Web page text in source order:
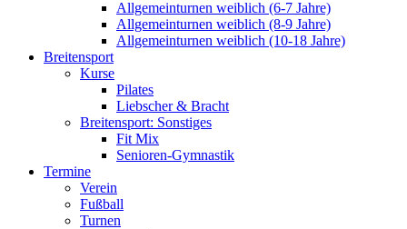
Allgemeinturnen weiblich (6-7 Jahre)
Allgemeinturnen weiblich (8-9 Jahre)
Allgemeinturnen weiblich (10-18 Jahre)
Breitensport
Kurse
Pilates
Liebscher & Bracht
Breitensport: Sonstiges
Fit Mix
Senioren-Gymnastik
Termine
Verein
Fußball
Turnen